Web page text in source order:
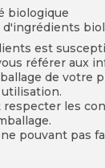
biologique
d'ingrédients
est
référer aux
de votre
les
pouvant pas